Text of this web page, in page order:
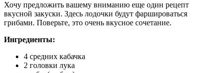
Хочу предложить вашему вниманию еще один рецепт
вкусной закуски. Здесь лодочки будут фаршироваться
грибами. Поверьте, это очень вкусное сочетание.
Ингредиенты:
4 средних кабачка
2 головки лука